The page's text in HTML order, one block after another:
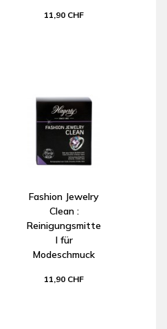
11,90 CHF
Fashion Jewelry
Clean :
Reinigungsmitte
l für
Modeschmuck
11,90 CHF